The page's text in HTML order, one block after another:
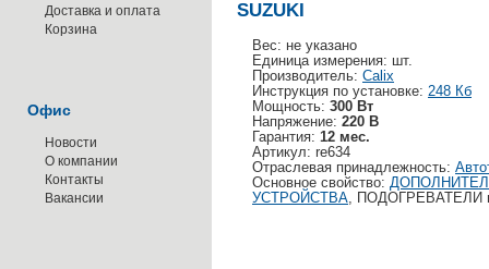
Доставка и оплата
Корзина
Офис
Новости
О компании
Контакты
Вакансии
SUZUKI
Вес: не указано
Единица измерения: шт.
Производитель: Calix
Инструкция по установке: 248 Кб
Мощность: 300 Вт
Напряжение: 220 В
Гарантия: 12 мес.
Артикул: re634
Отраслевая принадлежность:
Основное свойство:
УСТРОЙСТВА, ПОДОГРЕВАТЕЛИ